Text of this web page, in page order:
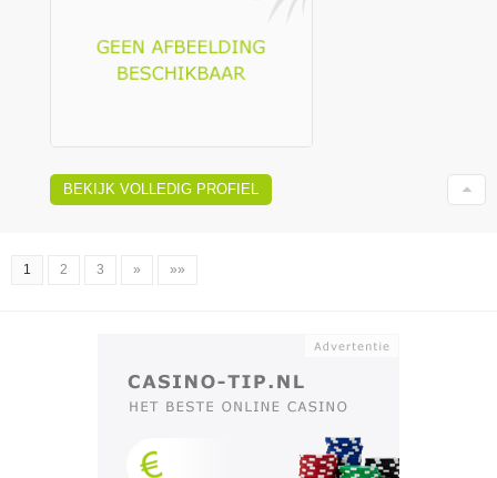
BEKIJK VOLLEDIG PROFIEL
1 2 3 » »»